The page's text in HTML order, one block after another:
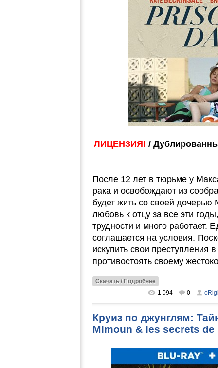
ЛИЦЕНЗИЯ! /
После 12 лет в тюрьме у
рака и освобождают из
будет жить со своей
любовь к отцу за все эти
трудности и много работает.
соглашается на условия.
искупить свои преступления
противостоять своему
Скачать / Подробнее
1 094
0 oRigi
Круиз по джунглям:
Mimoun & les secrets de